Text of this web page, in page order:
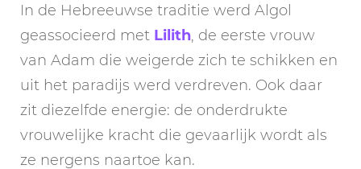
In de Hebreeuwse traditie werd Algol
geassocieerd met Lilith, de eerste vrouw
van Adam die weigerde zich te schikken en
uit het paradijs werd verdreven. Ook daar
zit diezelfde energie: de onderdrukte
vrouwelijke kracht die gevaarlijk wordt als
ze nergens naartoe kan.